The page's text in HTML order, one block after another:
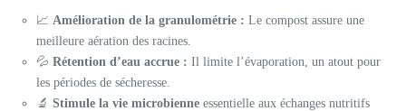
📈 Amélioration de la granulométrie : Le compost assure une
meilleure aération des racines.
💦 Rétention d’eau accrue : Il limite l’évaporation, un atout pour
les périodes de sécheresse.
🔬 Stimule la vie microbienne essentielle aux échanges nutritifs